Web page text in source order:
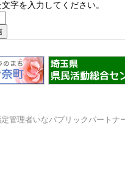
字を入力してください。
管理者いなパブリックパートナ